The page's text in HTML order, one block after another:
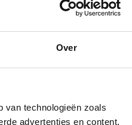
Over
van technologieën zoals
advertenties en content,